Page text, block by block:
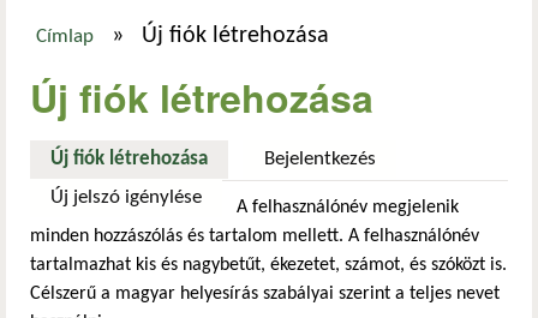
Jelenlegi hely
Címlap » Új fiók létrehozása
Új fiók létrehozása
Új fiók létrehozása (aktív fül)Bejelentkezés
Új jelszó igénylése
A felhasználónév megjelenik
minden hozzászólás és tartalom mellett. A felhasználónév
tartalmazhat kis és nagybetűt, ékezetet, számot, és szóközt is.
Célszerű a magyar helyesírás szabályai szerint a teljes nevet